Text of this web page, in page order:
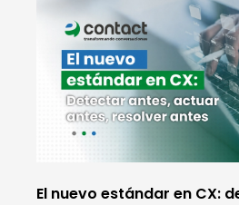
El nuevo estándar en CX: